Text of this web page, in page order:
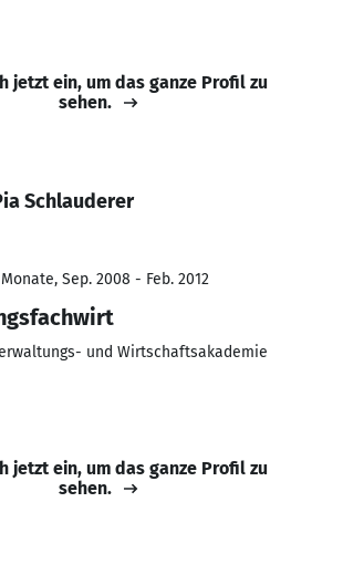
jetzt ein, um das ganze Profil zu
sehen.
Schlauderer
Sep. 2008 - Feb. 2012
und Wirtschaftsakademie
jetzt ein, um das ganze Profil zu
sehen.